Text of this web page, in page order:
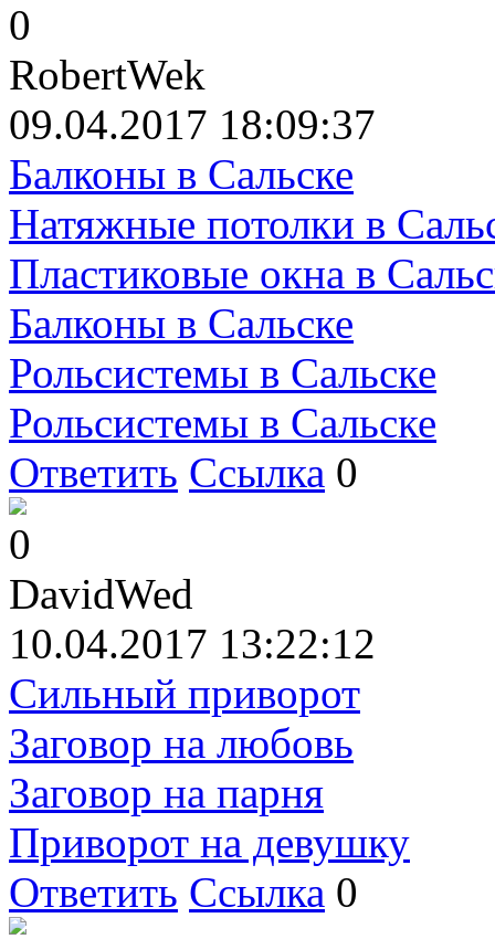
0
RobertWek
09.04.2017 18:09:37
Балконы в Сальске
Натяжные потолки в
Пластиковые окна в
Балконы в Сальске
Рольсистемы в Сальске
Рольсистемы в Сальске
Ответить Ссылка 0
0
DavidWed
10.04.2017 13:22:12
Сильный приворот
Заговор на любовь
Заговор на парня
Приворот на девушку
Ответить Ссылка 0